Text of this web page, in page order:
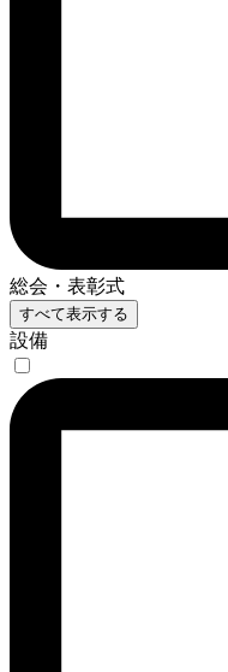
総会・表彰式
すべて表示する
設備